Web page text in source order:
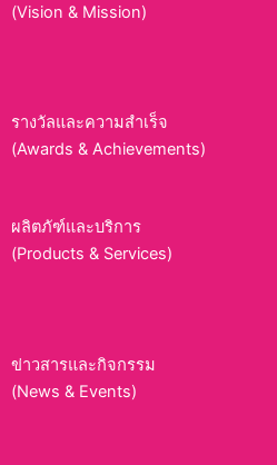
(Vision & Mission)
รางวัลและความสำเร็จ
(Awards & Achievements)
ผลิตภัฑ์และบริการ
(Products & Services)
ข่าวสารและกิจกรรม
(News & Events)